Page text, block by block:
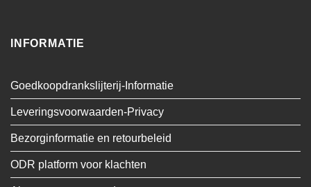
INFORMATIE
Goedkoopdrankslijterij-Informatie
Leveringsvoorwaarden-Privacy
Bezorginformatie en retourbeleid
ODR platform voor klachten